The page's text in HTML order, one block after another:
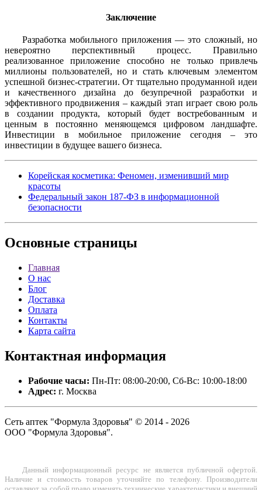
Заключение
Разработка мобильного приложения — это сложный, но
невероятно перспективный процесс. Правильно
реализованное приложение способно не только привлечь
миллионы пользователей, но и стать ключевым элементом
успешной бизнес-стратегии. От тщательно продуманной идеи
и качественного дизайна до безупречной разработки и
эффективного продвижения – каждый этап играет свою роль
в создании продукта, который будет востребованным и
ценным в постоянно меняющемся цифровом ландшафте.
Инвестиции в мобильное приложение сегодня – это
инвестиции в будущее вашего бизнеса.
Корейская косметика: Феномен, изменивший мир
красоты
Федеральный закон 187-ФЗ в информационной
безопасности
Основные страницы
Главная
О нас
Блог
Доставка
Оплата
Контакты
Карта сайта
Контактная информация
Рабочие часы: Пн-Пт: 08:00-20:00, Сб-Вс: 10:00-18:00
Адрес: г. Москва
Сеть аптек "Формула Здоровья" © 2014 - 2026
ООО "Формула Здоровья".
Данный информационный ресурс не является публичной офертой.
Наличие и стоимость товаров уточняйте по телефону. Производители